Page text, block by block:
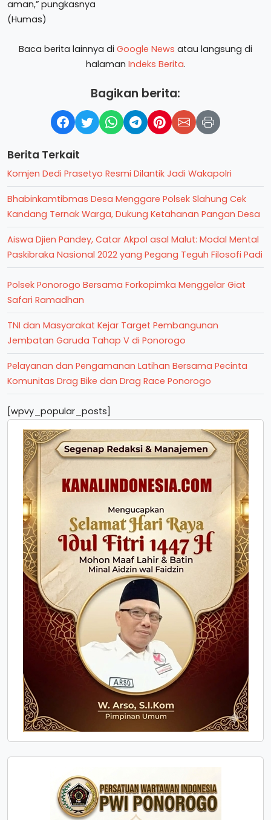
aman,” pungkasnya
(Humas)
Baca berita lainnya di Google News atau langsung di
halaman Indeks Berita.
Bagikan berita:
Berita Terkait
Komjen Dedi Prasetyo Resmi Dilantik Jadi Wakapolri
Bhabinkamtibmas Desa Menggare Polsek Slahung Cek
Kandang Ternak Warga, Dukung Ketahanan Pangan Desa
Aiswa Djien Pandey, Catar Akpol asal Malut: Modal Mental
Paskibraka Nasional 2022 yang Pegang Teguh Filosofi Padi
Polsek Ponorogo Bersama Forkopimka Menggelar Giat
Safari Ramadhan
TNI dan Masyarakat Kejar Target Pembangunan
Jembatan Garuda Tahap V di Ponorogo
Pelayanan dan Pengamanan Latihan Bersama Pecinta
Komunitas Drag Bike dan Drag Race Ponorogo
[wpvy_popular_posts]